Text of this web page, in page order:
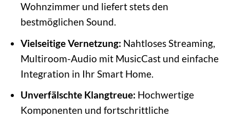
Wohnzimmer und liefert stets den
bestmöglichen Sound.
Vielseitige Vernetzung: Nahtloses Streaming,
Multiroom-Audio mit MusicCast und einfache
Integration in Ihr Smart Home.
Unverfälschte Klangtreue: Hochwertige
Komponenten und fortschrittliche